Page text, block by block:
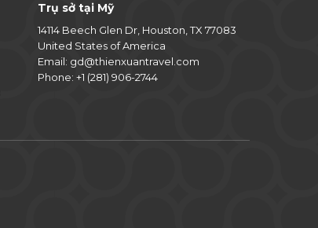
Trụ sở tại Mỹ
14114 Beech Glen Dr, Houston, TX 77083
United States of America
Email: gd@thienxuantravel.com
Phone: +1 (281) 906-2744